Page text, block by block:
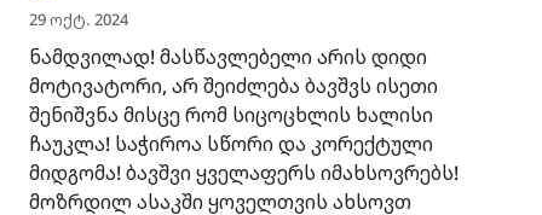
29 ოქტ. 2024
ნამდვილად! მასწავლებელი არის დიდი
მოტივატორი, არ შეიძლება ბავშვს ისეთი
შენიშვნა მისცე რომ სიცოცხლის ხალისი
ჩაუკლა! საჭიროა სწორი და კორექტული
მიდგომა! ბავშვი ყველაფერს იმახსოვრებს!
მოზრდილ ასაკში ყოველთვის ახსოვთ